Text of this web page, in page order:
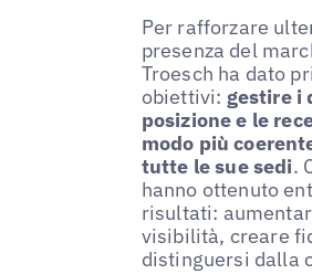
Per rafforzare
presenza del
Troesch ha dato
obiettivi: gestire i
posizione e le
modo più
tutte le sue sedi.
hanno ottenuto
risultati:
visibilità, creare
distinguersi dalla